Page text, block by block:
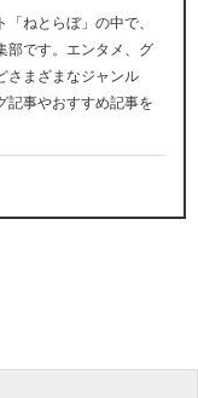
ねとらぼ」の中で、
部です。エンタメ、グ
さまざまなジャンル
記事やおすすめ記事を